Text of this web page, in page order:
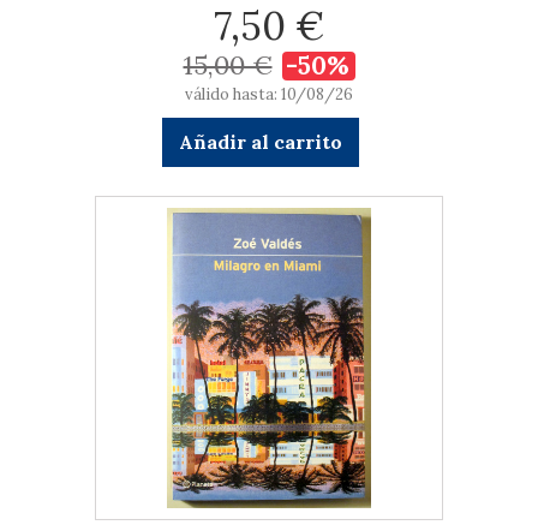
7,50 €
15,00 € -50%
válido hasta: 10/08/26
Añadir al carrito